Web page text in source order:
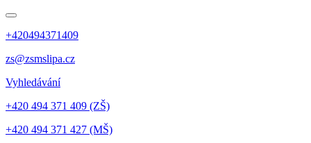
+420494371409
zs@zsmslipa.cz
Vyhledávání
+420 494 371 409 (ZŠ)
+420 494 371 427 (MŠ)